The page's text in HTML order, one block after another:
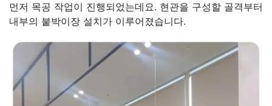
먼저 목공 작업이 진행되었는데요. 현관을 구성할 골격부터
내부의 붙박이장 설치가 이루어졌습니다.